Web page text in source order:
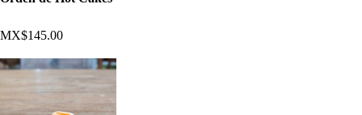
MX$145.00